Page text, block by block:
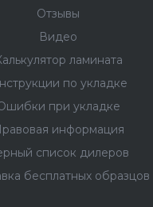
Отзывы
Видео
ламината
по укладке
при укладке
информация
список дилеров
бесплатных образцов